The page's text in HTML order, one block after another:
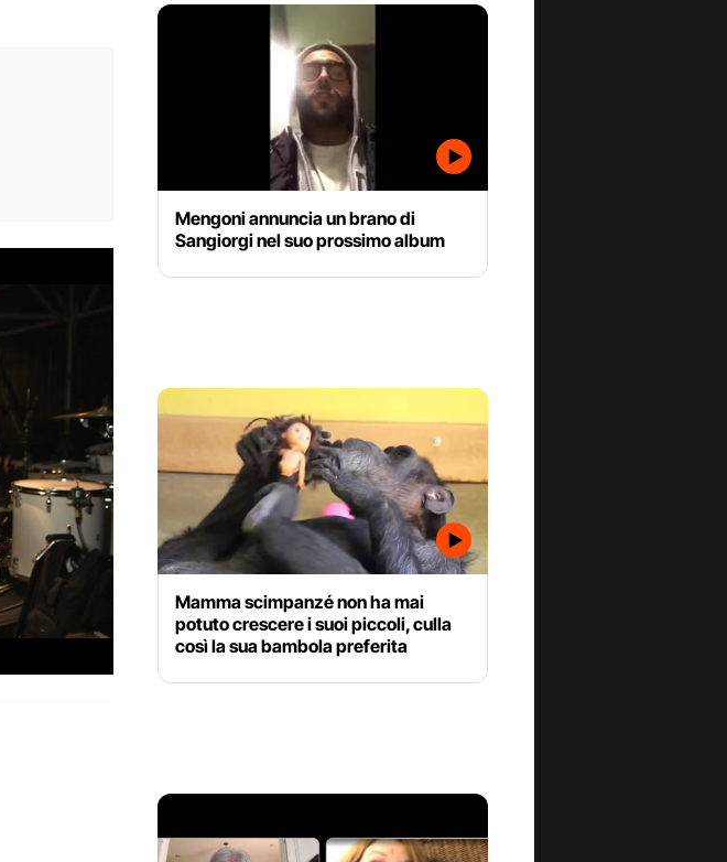
Mengoni annuncia un brano di
Sangiorgi nel suo prossimo album
Mamma scimpanzé non ha mai
potuto crescere i suoi piccoli, culla
così la sua bambola preferita